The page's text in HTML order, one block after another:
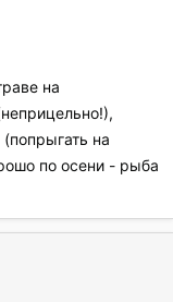
на
на
по осени - рыба